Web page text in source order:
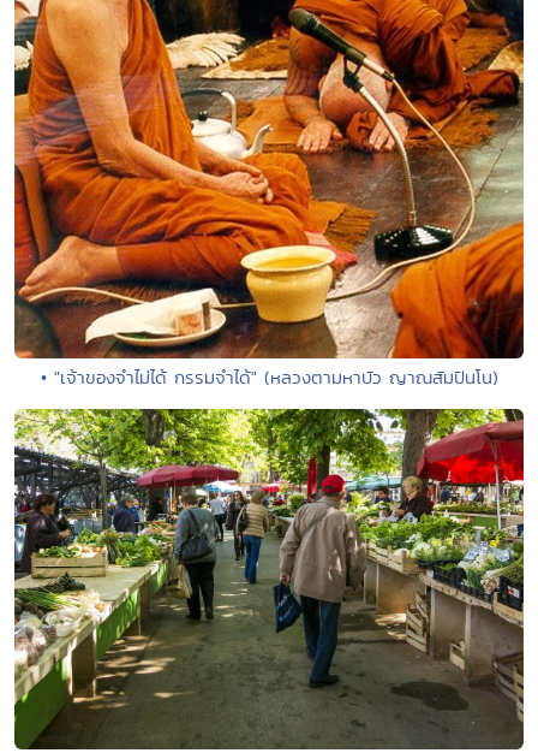
• "เจ้าของจำไม่ได้ กรรมจำได้" (หลวงตามหาบัว ญาณสัมปันโน)